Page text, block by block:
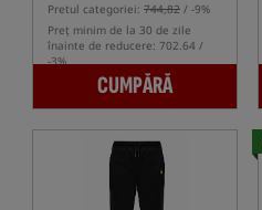
Pretul categoriei: 744,82 / -9%
Preț minim de la 30 de zile
înainte de reducere: 702.64 /
-3%
CUMPĂRĂ